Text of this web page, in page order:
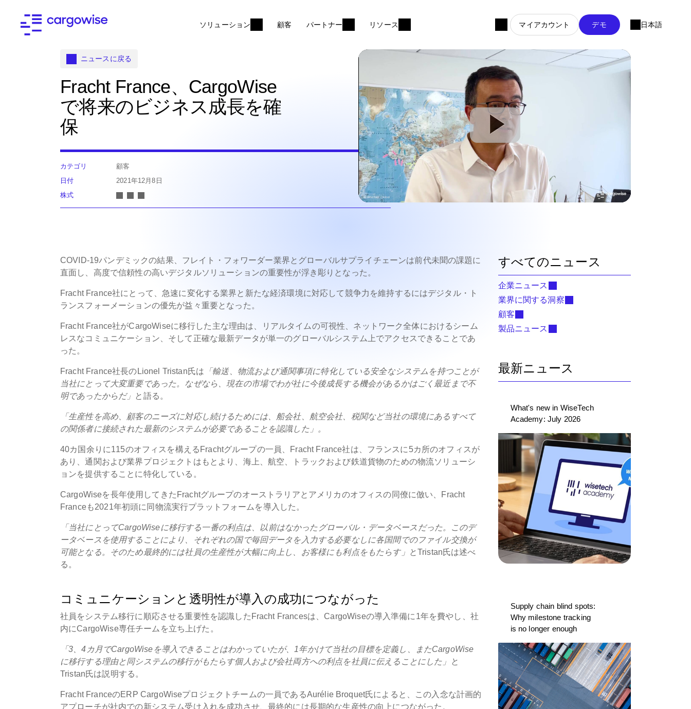
ソリューション 顧客 パートナー リソース マイアカウント デモ 日本語
ニュースに戻る
Fracht France、CargoWise
で将来のビジネス成長を確
保
カテゴリ
顧客
日付
2021年12月8日
株式
COVID-19パンデミックの結果、フレイト・フォワーダー業界とグローバルサプライチェーンは前代未聞の課題に
直面し、高度で信頼性の高いデジタルソリューションの重要性が浮き彫りとなった。
Fracht France社にとって、急速に変化する業界と新たな経済環境に対応して競争力を維持するにはデジタル・ト
ランスフォーメーションの優先が益々重要となった。
Fracht France社がCargoWiseに移行した主な理由は、リアルタイムの可視性、ネットワーク全体におけるシーム
レスなコミュニケーション、そして正確な最新データが単一のグローバルシステム上でアクセスできることであ
った。
Fracht France社長のLionel Tristan氏は 「輸送、物流および通関事項に特化している安全なシステムを持つことが
当社にとって大変重要であった。なぜなら、現在の市場でわが社に今後成長する機会があるかはごく最近まで不
明であったからだ」
と語る。
「生産性を高め、顧客のニーズに対応し続けるためには、船会社、航空会社、税関など当社の環境にあるすべて
の関係者に接続された最新のシステムが必要であることを認識した」。
40カ国余りに115のオフィスを構えるFrachtグループの一員、Fracht France社は、フランスに5カ所のオフィスが
あり、通関および業界プロジェクトはもとより、海上、航空、トラックおよび鉄道貨物のための物流ソリューシ
ョンを提供することに特化している。
CargoWiseを長年使用してきたFrachtグループのオーストラリアとアメリカのオフィスの同僚に倣い、Fracht
Franceも2021年初頭に同物流実行プラットフォームを導入した。
「当社にとってCargoWiseに移行する一番の利点は、以前はなかったグローバル・データベースだった。このデ
ータベースを使用することにより、それぞれの国で毎回データを入力する必要なしに各国間でのファイル交換が
可能となる。そのため最終的には社員の生産性が大幅に向上し、お客様にも利点をもたらす」
とTristan氏は述べ
る。
コミュニケーションと透明性が導入の成功につながった
社員をシステム移行に順応させる重要性を認識したFracht Francesは、CargoWiseの導入準備に1年を費やし、社
内にCargoWise専任チームを立ち上げた。
「3、4カ月でCargoWiseを導入できることはわかっていたが、1年かけて当社の目標を定義し、またCargoWise
に移行する理由と同システムの移行がもたらす個人および会社両方への利点を社員に伝えることにした」
と
Tristan氏は説明する。
Fracht FranceのERP CargoWiseプロジェクトチームの一員であるAurélie Broquet氏によると、この入念な計画的
アプローチが社内での新システム受け入れを成功させ、最終的には長期的な生産性の向上につながった。
すべてのニュース
企業ニュース
業界に関する洞察
顧客
製品ニュース
最新ニュース
What's new in WiseTech
Academy: July 2026
Supply chain blind spots:
Why milestone tracking
is no longer enough